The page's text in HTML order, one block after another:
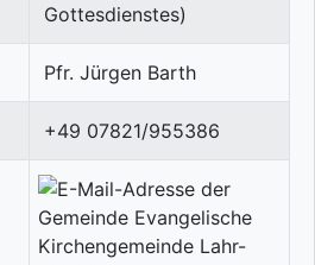
Gottesdienstes)
Pfr. Jürgen Barth
+49 07821/955386